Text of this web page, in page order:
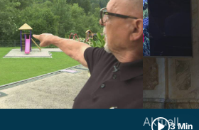
3 Min
Aktuell